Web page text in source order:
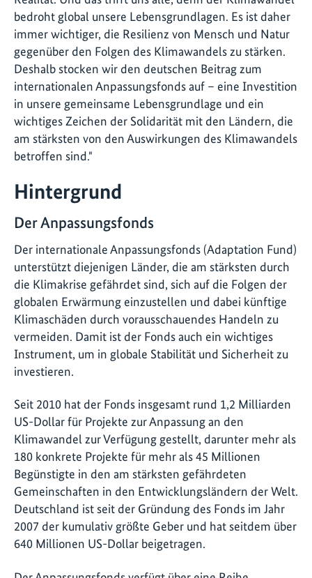
bedroht global unsere Lebensgrundlagen. Es ist daher
immer wichtiger, die Resilienz von Mensch und Natur
gegenüber den Folgen des Klimawandels zu stärken.
Deshalb stocken wir den deutschen Beitrag zum
internationalen Anpassungsfonds auf – eine Investition
in unsere gemeinsame Lebensgrundlage und ein
wichtiges Zeichen der Solidarität mit den Ländern, die
am stärksten von den Auswirkungen des Klimawandels
betroffen sind."
Hintergrund
Der Anpassungsfonds
Der internationale Anpassungsfonds (Adaptation Fund)
unterstützt diejenigen Länder, die am stärksten durch
die Klimakrise gefährdet sind, sich auf die Folgen der
globalen Erwärmung einzustellen und dabei künftige
Klimaschäden durch vorausschauendes Handeln zu
vermeiden. Damit ist der Fonds auch ein wichtiges
Instrument, um in globale Stabilität und Sicherheit zu
investieren.
Seit 2010 hat der Fonds insgesamt rund 1,2 Milliarden
US-Dollar für Projekte zur Anpassung an den
Klimawandel zur Verfügung gestellt, darunter mehr als
180 konkrete Projekte für mehr als 45 Millionen
Begünstigte in den am stärksten gefährdeten
Gemeinschaften in den Entwicklungsländern der Welt.
Deutschland ist seit der Gründung des Fonds im Jahr
2007 der kumulativ größte Geber und hat seitdem über
640 Millionen US-Dollar beigetragen.